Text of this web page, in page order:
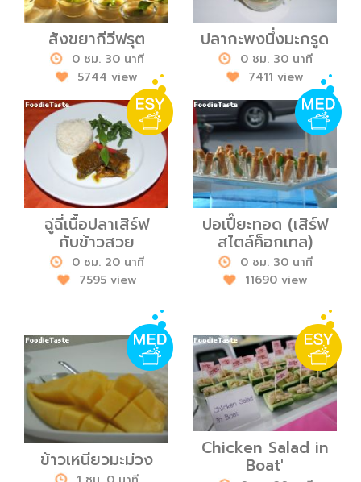
สังขยากีวีฟรุต
0 ชม. 30 นาที
5744 view
ปลากะพงนึ่งมะกรูด
0 ชม. 30 นาที
7411 view
ฉู่ฉี่เนื้อปลาเสิร์ฟ
กับข้าวสวย
0 ชม. 20 นาที
7595 view
ปอเปี๊ยะทอด (เสิร์ฟ
สไตล์ค็อกเทล)
0 ชม. 30 นาที
11690 view
ข้าวเหนียวมะม่วง
Chicken Salad in
Boat'